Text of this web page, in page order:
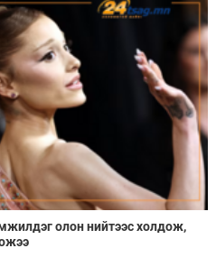
олон нийтээс холдож,